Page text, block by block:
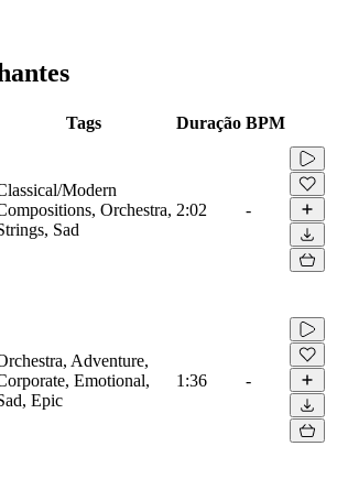
Tags Duração BPM
Modern
Orchestra,
Sad
2:02 -
Adventure,
Emotional,
Epic
1:36 -